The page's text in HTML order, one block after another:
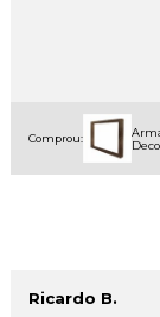
Comprou:
Ricardo B.